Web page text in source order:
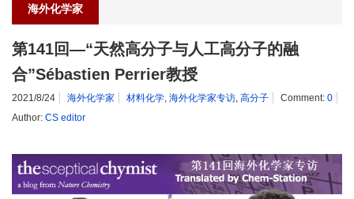
海外化学家
第141回—“天然高分子与人工高分子的融
合”Sébastien Perrier教授
2021/8/24 海外化学家 材料化学 海外化学家专访 高分子 Comment: 0
Author: CS editor